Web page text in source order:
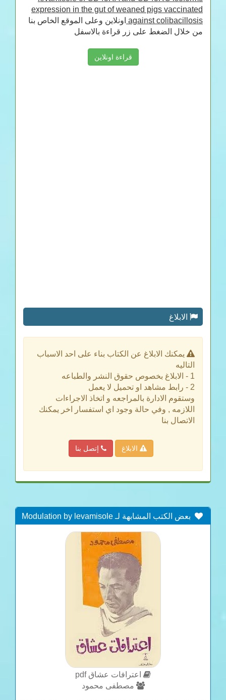
expression in the gut of weaned pigs vaccinated
against colibacillosis اونلاين وعلى الموقع الخاص بنا
من خلال الضغط على زر قراءة بالاسفل
قراءة اونلاين
الابلاغ
يمكنك الابلاغ عن الكتاب بناء على احد الاسباب
التاليه
1 - الابلاغ بخصوص حقوق النشر والطباعه
2 - رابط مشاهد او تحميل لا يعمل
وستقوم الادارة بالمراجعه و اتخاذ الاجراءات
اللازمه , وفي حالة وجود اي استفسار اخر يمكنك
الاتصال بنا
الابلاغ إتصل بنا
بعض الكتب المشابهة لـ Modulation by levamisole
of CD45RA and CD45RC isoforms expression in the
gut of weaned pigs vaccinated against colibacillosis
اعترافات عشاق pdf
مصطفى محمود